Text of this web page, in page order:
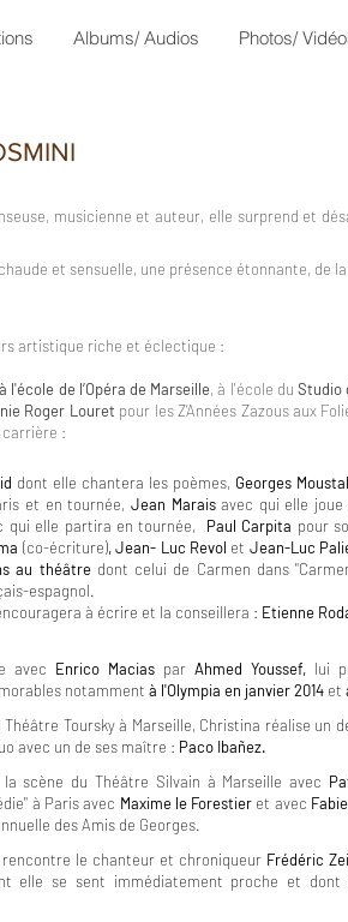
Albums/ Audios Photos/
musicienne et auteur, elle surprend et
et sensuelle, une présence étonnante, de
artistique riche et éclectique :
l'école de l’Opéra de Marseille, à l'école du Studio
Roger Louret pour les Z’Années Zazous aux
carrière :
dont elle chantera les poèmes, Georges
et en tournée, Jean Maraisavec qui elle joue
qui elle partira en tournée, Paul Carpita pour
(co-écriture), Jean- Luc Revol et Jean-Luc
au théâtredont celui de Carmen dans
espagnol.
à écrire et la conseillera : Etienne
avec Enrico Macias par Ahmed Youssef, lui
notamment à l'Olympia en janvier 2014 et
Théâtre Toursky à Marseille, Christina réalise un
avec un de ses maître : Paco Ibañez.
scène du Théâtre Silvain à Marseille avec
à Paris avec Maxime le Forestier et avec
des Amis de Georges.
rencontre le chanteur et chroniqueur Frédéric
elle se sent immédiatement proche et dont